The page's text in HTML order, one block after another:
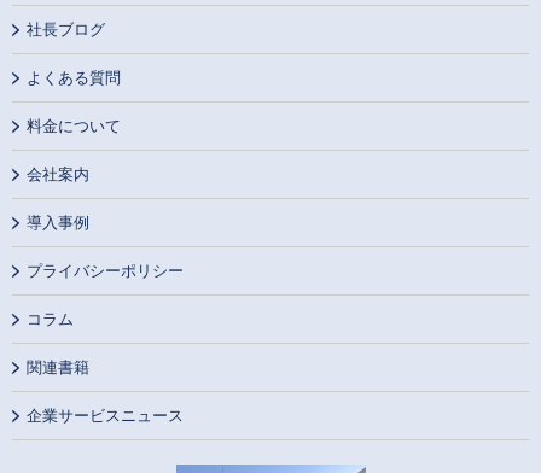
社長ブログ
よくある質問
料金について
会社案内
導入事例
プライバシーポリシー
コラム
関連書籍
企業サービスニュース